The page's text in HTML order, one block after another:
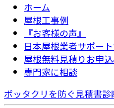
ホーム
屋根工事例
『お客様の声』
日本屋根業者サポー
屋根無料見積りお申
専門家に相談
ボッタクリを防ぐ見積書診